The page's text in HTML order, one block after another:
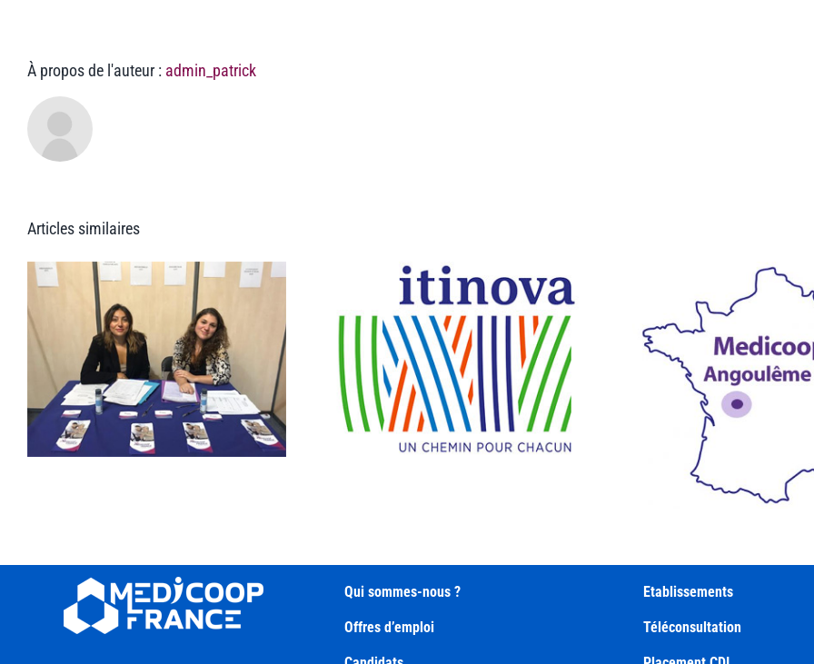
À propos de l'auteur : admin_patrick
Articles similaires
Bienvenue à Itinova
L’agence d’Angoulême en
contact étroit avec les
futurs diplomés AES
Qui sommes-nous ?
Offres d’emploi
Etablissements
Téléconsultation